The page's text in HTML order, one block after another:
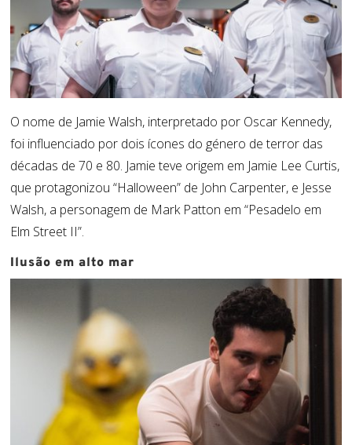
O nome de Jamie Walsh, interpretado por Oscar Kennedy,
foi influenciado por dois ícones do género de terror das
décadas de 70 e 80. Jamieteve origem em Jamie Lee Curtis,
que protagonizou “Halloween” de John Carpenter, e Jesse
Walsh, a personagem de Mark Patton em “Pesadelo em
Elm Street II”.
Ilusão em alto mar